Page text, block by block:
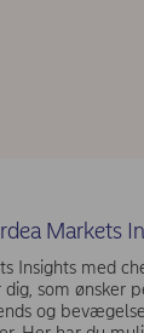
Markets
Insights med
dig, som ønsker
og